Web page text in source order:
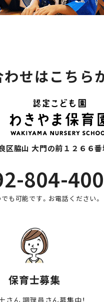
せはこちら
区脇山 大門の前１２６６番
804-
も可能です。お電話ください。
保育士募集
さん 調理員さん募集中！